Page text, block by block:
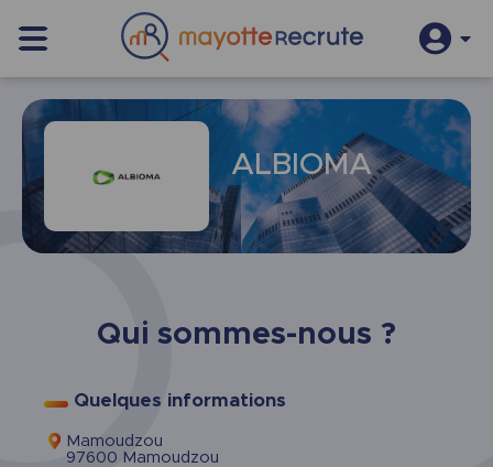
S’inscrire Se connecter
ALBIOMA
Qui sommes-nous ?
Quelques informations
Mamoudzou
97600 Mamoudzou